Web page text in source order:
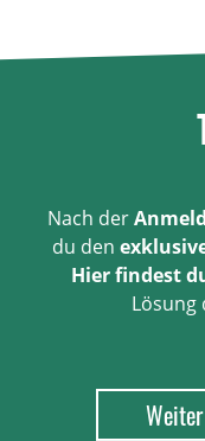
Nach der
du den
Hier findest
Lösung